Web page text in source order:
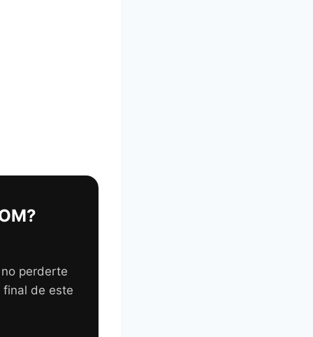
perderte
final de este